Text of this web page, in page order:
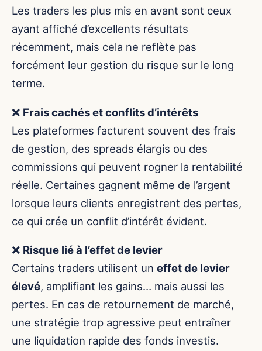
Les traders les plus mis en avant sont ceux
ayant affiché d’excellents résultats
récemment, mais cela ne reflète pas
forcément leur gestion du risque sur le long
terme.
❌ Frais cachés et conflits d’intérêts
Les plateformes facturent souvent des frais
de gestion, des spreads élargis ou des
commissions qui peuvent rogner la rentabilité
réelle. Certaines gagnent même de l’argent
lorsque leurs clients enregistrent des pertes,
ce qui crée un conflit d’intérêt évident.
❌ Risque lié à l’effet de levier
Certains traders utilisent un effet de levier
élevé, amplifiant les gains… mais aussi les
pertes. En cas de retournement de marché,
une stratégie trop agressive peut entraîner
une liquidation rapide des fonds investis.